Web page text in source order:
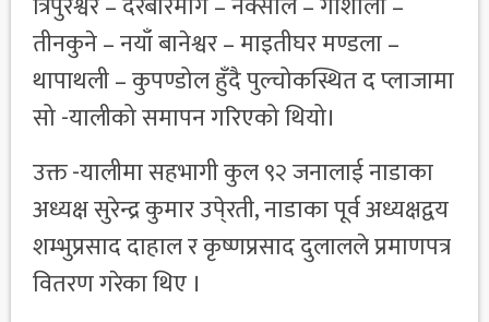
तीनकुने – नयाँ बानेश्वर – माइतीघर मण्डला –
थापाथली – कुपण्डोल हुँदै पुल्चोकस्थित द प्लाजामा
सो -यालीको समापन गरिएको थियो।
उक्त -यालीमा सहभागी कुल ९२ जनालाई नाडाका
अध्यक्ष सुरेन्द्र कुमार उपे्रती, नाडाका पूर्व अध्यक्षद्वय
शम्भुप्रसाद दाहाल र कृष्णप्रसाद दुलालले प्रमाणपत्र
वितरण गरेका थिए ।